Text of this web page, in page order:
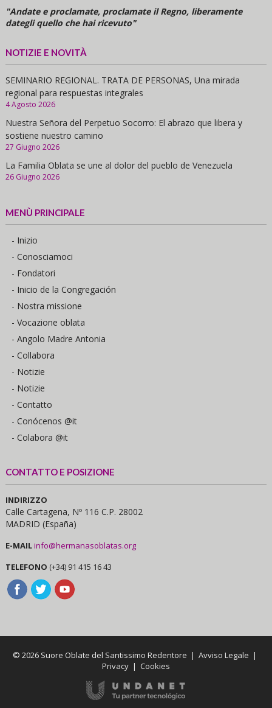
"Andate e proclamate, proclamate il Regno, liberamente
dategli quello che hai ricevuto"
NOTIZIE E NOVITÀ
SEMINARIO REGIONAL. TRATA DE PERSONAS, Una mirada
regional para respuestas integrales
4 Agosto 2026
Nuestra Señora del Perpetuo Socorro: El abrazo que libera y
sostiene nuestro camino
27 Giugno 2026
La Familia Oblata se une al dolor del pueblo de Venezuela
26 Giugno 2026
MENÙ PRINCIPALE
- Inizio
- Conosciamoci
- Fondatori
- Inicio de la Congregación
- Nostra missione
- Vocazione oblata
- Angolo Madre Antonia
- Collabora
- Notizie
- Notizie
- Contatto
- Conócenos @it
- Colabora @it
CONTATTO E POSIZIONE
INDIRIZZO
Calle Cartagena, Nº 116 C.P. 28002
MADRID (España)
E-MAILinfo@hermanasoblatas.org
TELEFONO (+34) 91 415 16 43
© 2026 Suore Oblate del Santissimo Redentore |Avviso Legale |
Privacy| Cookies